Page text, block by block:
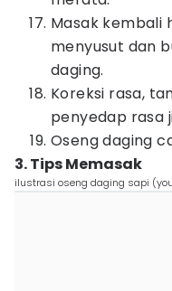
Masak kembali
menyusut dan
daging.
Koreksi rasa,
penyedap rasa
Oseng daging
3. Tips Memasak
ilustrasi oseng daging sapi